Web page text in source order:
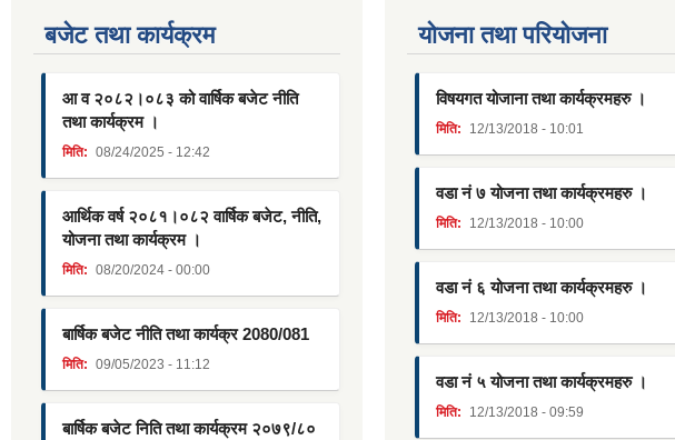
बजेट तथा कार्यक्रम
आ व २०८२।०८३ को वार्षिक बजेट नीति
तथा कार्यक्रम ।
मिति: 08/24/2025 - 12:42
आर्थिक वर्ष २०८१।०८२ वार्षिक बजेट, नीति,
योजना तथा कार्यक्रम ।
मिति: 08/20/2024 - 00:00
बार्षिक बजेट नीति तथा कार्यक्र 2080/081
मिति: 09/05/2023 - 11:12
बार्षिक बजेट निति तथा कार्यक्रम २०७९/८०
याेजना तथा परियाेजना
विषयगत योजाना तथा कार्यक्रमहरु ।
मिति: 12/13/2018 - 10:01
वडा नं ७ योजना तथा कार्यक्रमहरु ।
मिति: 12/13/2018 - 10:00
वडा नं ६ योजना तथा कार्यक्रमहरु ।
मिति: 12/13/2018 - 10:00
वडा नं ५ योजना तथा कार्यक्रमहरु ।
मिति: 12/13/2018 - 09:59